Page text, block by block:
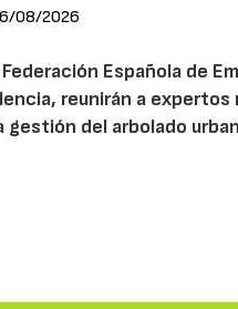
08/2026
Española de
reunirán a
gestión del arbolado